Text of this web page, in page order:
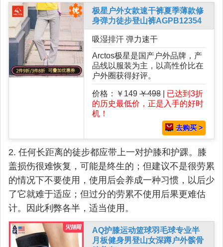
极星户外女款速干裤夏季薄款修
身弹力徒步登山裤AGPB12354
吸湿排汗 弹力速干
Arctos极星是国产户外品牌，产
品线以服装为主，以高性价比在
户外圈获得好评。
价格：￥149 ￥498
已达到3折
的历史最低价，正是入手的好时
机！
去购买 >
2. 任何长距离的徒步都应带上一对护膝和护踝。膝
盖损伤很难恢复，可能是终生的；但建议不是很劳累
的情况下不要使用，使用后会养成一种习惯，以后少
了它就难于适应；但过分的劳累不使用后果更难估
计。因此利弊各半，适当使用。
AQ护膝运动篮球羽毛球专业半
月板健身男登山女深蹲户外髌骨